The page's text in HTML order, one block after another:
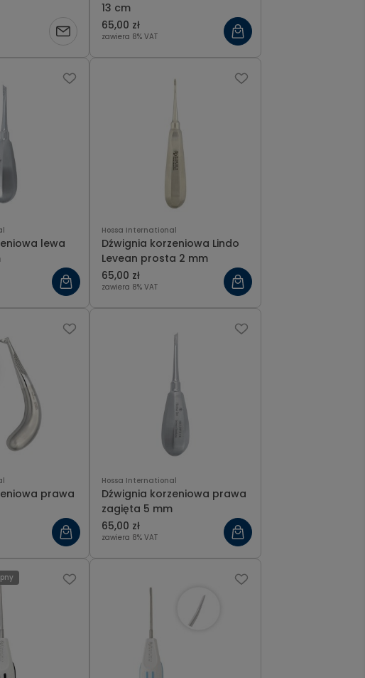
13 cm
65,00 zł
zawiera 8% VAT
lewa
Hossa International
Dźwignia korzeniowa Lindo
Levean prosta 2 mm
65,00 zł
zawiera 8% VAT
prawa
Hossa International
Dźwignia korzeniowa prawa
zagięta 5 mm
65,00 zł
zawiera 8% VAT